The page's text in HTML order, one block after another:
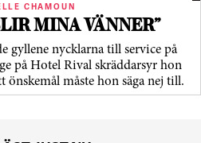
CHAMOUN
MINA VÄNNER”
gyllene nycklarna till service på
på Hotel Rival skräddarsyr hon
önskemål måste hon säga nej till.